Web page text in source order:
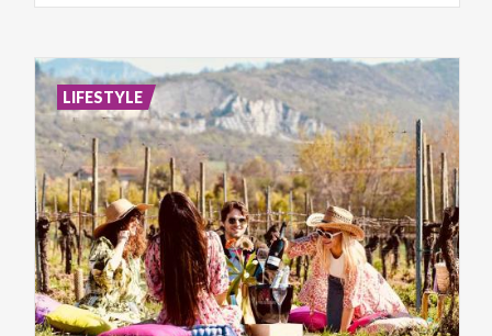
LIFESTYLE